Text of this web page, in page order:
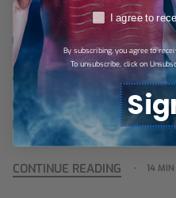
BY JÉRÔME MAI 2, 2026
Stade Bernabeu histoire :
rénovation à plus d’un
l’évolution de l’enceinte
CONTINUE READING 14
RGPDI agree to
By subscribing, you agree to
To unsubscribe, click on